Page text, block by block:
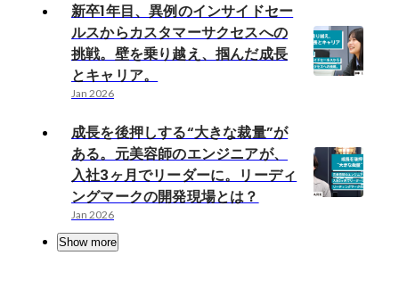
新卒1年目、異例のインサイドセー
ルスからカスタマーサクセスへの
挑戦。壁を乗り越え、掴んだ成長
とキャリア。
Jan 2026
成長を後押しする“大きな裁量”が
ある。元美容師のエンジニアが、
入社3ヶ月でリーダーに。リーディ
ングマークの開発現場とは？
Jan 2026
Show more